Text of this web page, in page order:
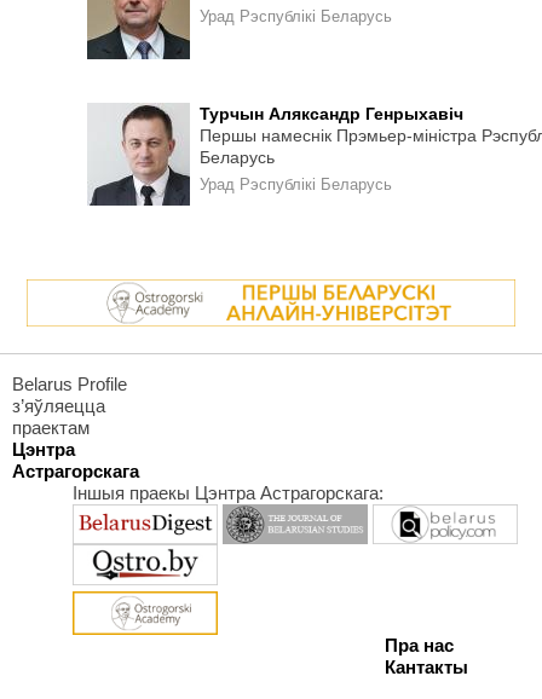
Урад Рэспублікі Беларусь
Турчын Аляксандр Генрыхавіч
Першы намеснік Прэмьер-міністра
Беларусь
Урад Рэспублікі Беларусь
Belarus Profile
з’яўляецца
праектам
Цэнтра
Астрагорскага
Іншыя праекы Цэнтра Астрагорскага:
Пра нас
Кантакты